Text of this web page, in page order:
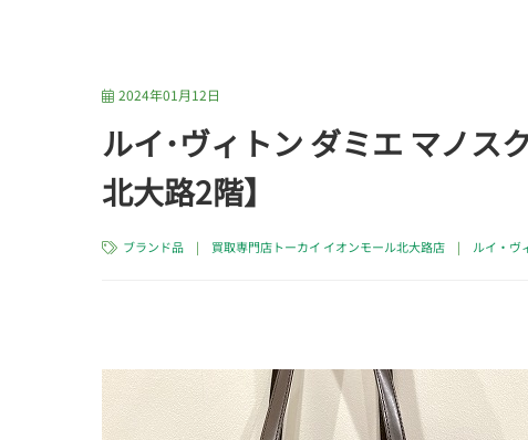
2024年01月12日
ルイ･ヴィトン ダミエ マノス
北大路2階】
ブランド品 | 買取専門店トーカイ イオンモール北大路店 | ルイ・ヴ